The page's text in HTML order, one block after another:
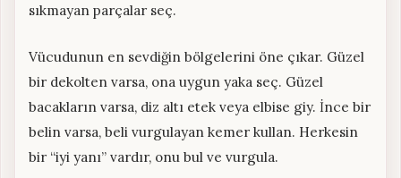
sıkmayan parçalar seç.
Vücudunun en sevdiğin bölgelerini öne çıkar. Güzel
bir dekolten varsa, ona uygun yaka seç. Güzel
bacakların varsa, diz altı etek veya elbise giy. İnce bir
belin varsa, beli vurgulayan kemer kullan. Herkesin
bir “iyi yanı” vardır, onu bul ve vurgula.